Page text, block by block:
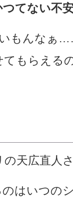
つてない不
いもんなぁ
もらえる
天広直人
はいつの